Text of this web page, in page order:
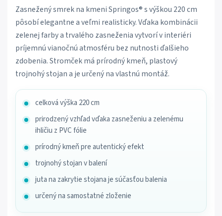
Zasnežený smrek na kmeni Springos® s výškou 220 cm
pôsobí elegantne a veľmi realisticky. Vďaka kombinácii
zelenej farby a trvalého zasneženia vytvorí v interiéri
príjemnú vianočnú atmosféru bez nutnosti ďalšieho
zdobenia. Stromček má prírodný kmeň, plastový
trojnohý stojan a je určený na vlastnú montáž.
celková výška 220 cm
prirodzený vzhľad vďaka zasneženiu a zelenému
ihličiu z PVC fólie
prírodný kmeň pre autentický efekt
trojnohý stojan v balení
juta na zakrytie stojana je súčasťou balenia
určený na samostatné zloženie